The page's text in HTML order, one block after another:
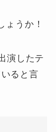
ょうか！
演したテ
ると言